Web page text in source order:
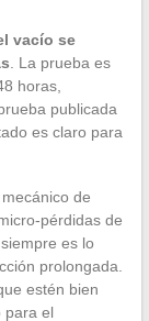
vacío se
. La prueba es
horas,
publicada
es claro para
de
pérdidas de
es lo
prolongada.
estén bien
para el